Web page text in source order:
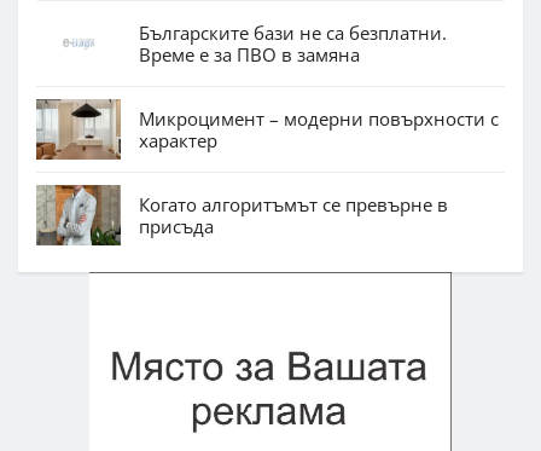
Българските бази не са безплатни.
Време е за ПВО в замяна
Микроцимент – модерни повърхности с
характер
Когато алгоритъмът се превърне в
присъда